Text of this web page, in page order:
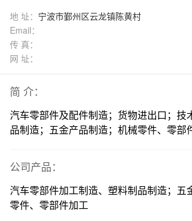
地 址： 宁波市鄞州区云龙镇陈黄村
Email：
传 真：
网 址：
简 介：
汽车零部件及配件制造；货物进出口；技
品制造；五金产品制造；机械零件、零部
公司产品：
汽车零部件加工制造、塑料制品制造；五
零件、零部件加工